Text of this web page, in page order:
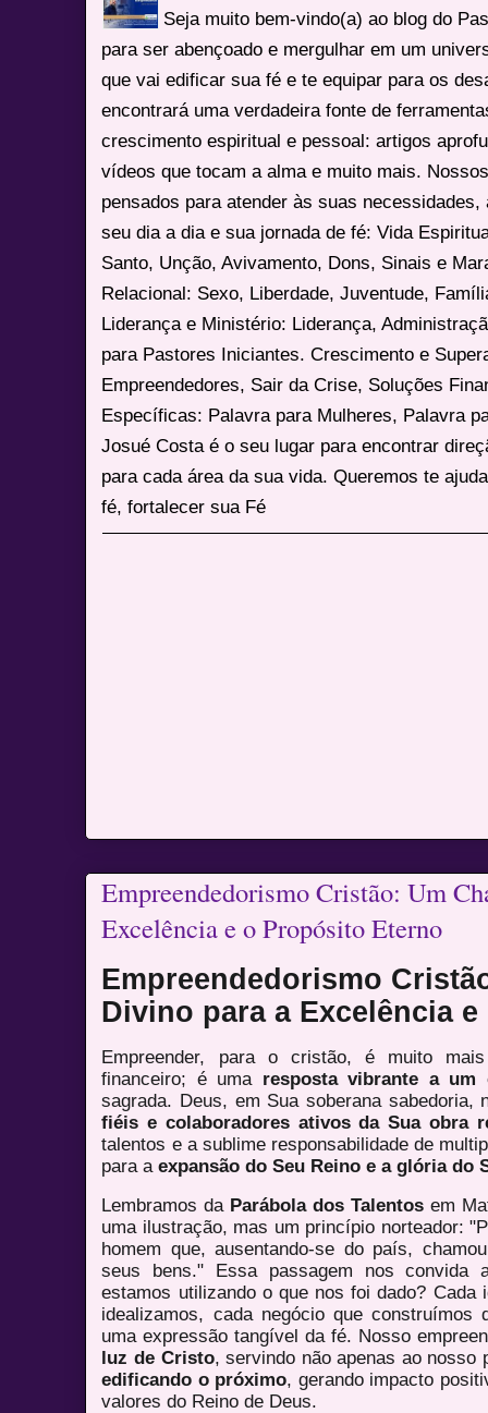
Seja muito bem-vindo(a) ao blog do
para ser abençoado e mergulhar em um
que vai edificar sua fé e te equipar para os
encontrará uma verdadeira fonte de
crescimento espiritual e pessoal: artigos
vídeos que tocam a alma e muito mais.
pensados para atender às suas
seu dia a dia e sua jornada de fé: Vida
Santo, Unção, Avivamento, Dons, Sinais e
Relacional: Sexo, Liberdade, Juventude,
Liderança e Ministério: Liderança,
para Pastores Iniciantes. Crescimento e
Empreendedores, Sair da Crise, Soluções
Específicas: Palavra para Mulheres, Palavra
Josué Costa é o seu lugar para encontrar
para cada área da sua vida. Queremos te
fé, fortalecer sua Fé
Empreendedorismo Cristão: Um
Excelência e o Propósito Eterno
Empreendedorismo
Divino para a Excelência
Empreender, para o cristão, é muito
financeiro; é uma resposta vibrante a um
sagrada. Deus, em Sua soberana
fiéis e colaboradores ativos da Sua obra
talentos e a sublime responsabilidade de
para aexpansão do Seu Reino e a glória do
Lembramos da Parábola dos Talentos em
uma ilustração, mas um princípio norteador:
homem que, ausentando-se do país,
seus bens." Essa passagem nos convida
estamos utilizando o que nos foi dado? Cada
idealizamos, cada negócio que
uma expressão tangível da fé. Nosso
luz de Cristo, servindo não apenas ao nosso
edificando o próximo, gerando impacto
valores do Reino de Deus.